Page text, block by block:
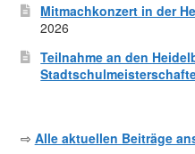
Mitmachkonzert in der
2026
Teilnahme an den
⇨ Alle aktuellen Beiträge